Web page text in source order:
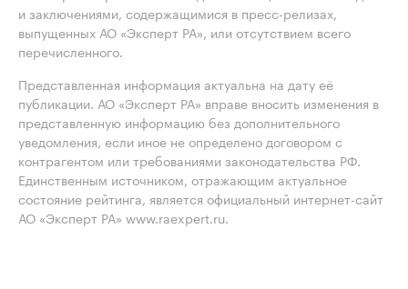
и заключениями, содержащимися в пресс-релизах,
выпущенных АО «Эксперт РА», или отсутствием всего
перечисленного.
Представленная информация актуальна на дату её
публикации. АО «Эксперт РА» вправе вносить изменения в
представленную информацию без дополнительного
уведомления, если иное не определено договором с
контрагентом или требованиями законодательства РФ.
Единственным источником, отражающим актуальное
состояние рейтинга, является официальный интернет-сайт
АО «Эксперт РА» www.raexpert.ru.